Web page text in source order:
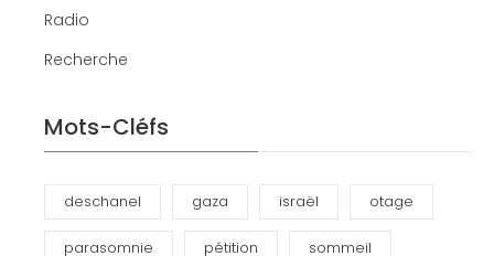
Radio
Recherche
Mots-Cléfs
deschanel gaza israël otage
parasomnie pétition sommeil